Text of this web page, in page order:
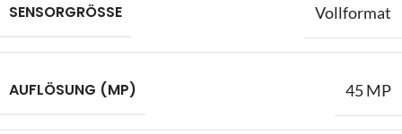
SENSORGRÖSSE Vollformat
AUFLÖSUNG (MP) 45 MP